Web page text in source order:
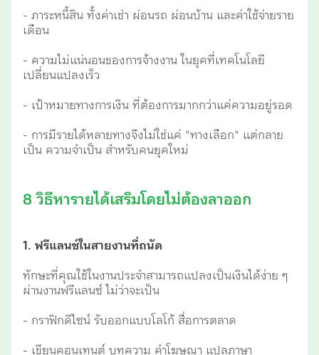
- ภาระหนี้สิน ทั้งค่าเช่า ผ่อนรถ ผ่อนบ้าน และค่าใช้จ่ายราย
เดือน
- ความไม่แน่นอนของการจ้างงาน ในยุคที่เทคโนโลยี
เปลี่ยนแปลงเร็ว
- เป้าหมายทางการเงิน ที่ต้องการมากกว่าแค่ความอยู่รอด
- การมีรายได้หลายทางจึงไม่ใช่แค่ "ทางเลือก" แต่กลาย
เป็น ความจำเป็น สำหรับคนยุคใหม่
8 วิธีหารายได้เสริมโดยไม่ต้องลาออก
1. ฟรีแลนซ์ในสายงานที่ถนัด
ทักษะที่คุณใช้ในงานประจำสามารถแปลงเป็นเงินได้ง่าย ๆ
ผ่านงานฟรีแลนซ์ ไม่ว่าจะเป็น
- กราฟิกดีไซน์ รับออกแบบโลโก้ สื่อการตลาด
- เขียนคอนเทนต์ บทความ คำโฆษณา แปลภาษา